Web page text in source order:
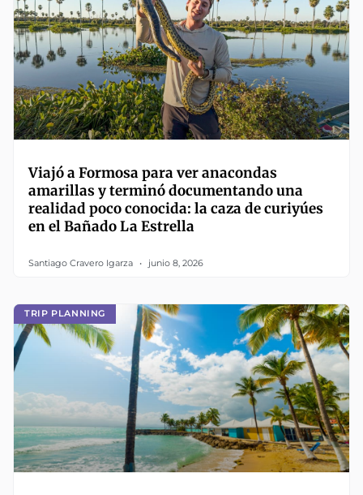
Viajó a Formosa para ver anacondas
amarillas y terminó documentando una
realidad poco conocida: la caza de curiyúes
en el Bañado La Estrella
Santiago Cravero Igarza junio 8, 2026
TRIP PLANNING